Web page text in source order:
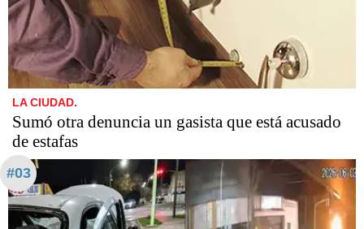
LA CIUDAD.
Sumó otra denuncia un gasista que está acusado
de estafas​​​​​
#03